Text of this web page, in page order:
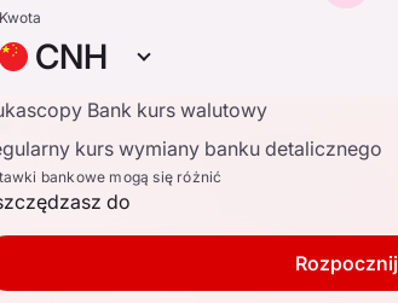
Kwota
CNH
Bank kurs walutowy
kurs wymiany banku detalicznego
bankowe mogą się różnić
do
Rozpocznij